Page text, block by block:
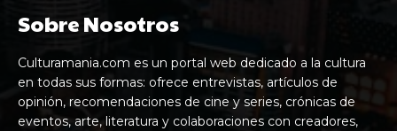
Sobre Nosotros
Culturamania.com es un portal web dedicado a la cultura
en todas sus formas: ofrece entrevistas, artículos de
opinión, recomendaciones de cine y series, crónicas de
eventos, arte, literatura y colaboraciones con creadores,